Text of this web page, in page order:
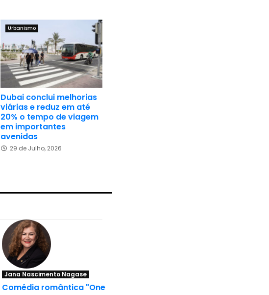
Urbanismo
Dubai conclui melhorias
viárias e reduz em até
20% o tempo de viagem
em importantes
avenidas
29 de Julho, 2026
Jana Nascimento Nagase
Comédia romântica "One